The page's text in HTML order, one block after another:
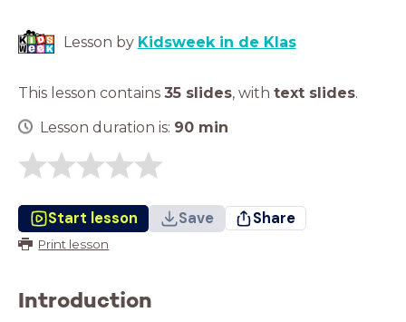
Lesson by Kidsweek in de Klas
This lesson contains 35 slides, with text slides.
Lesson duration is: 90 min
Start lesson Save Share
Print lesson
Introduction